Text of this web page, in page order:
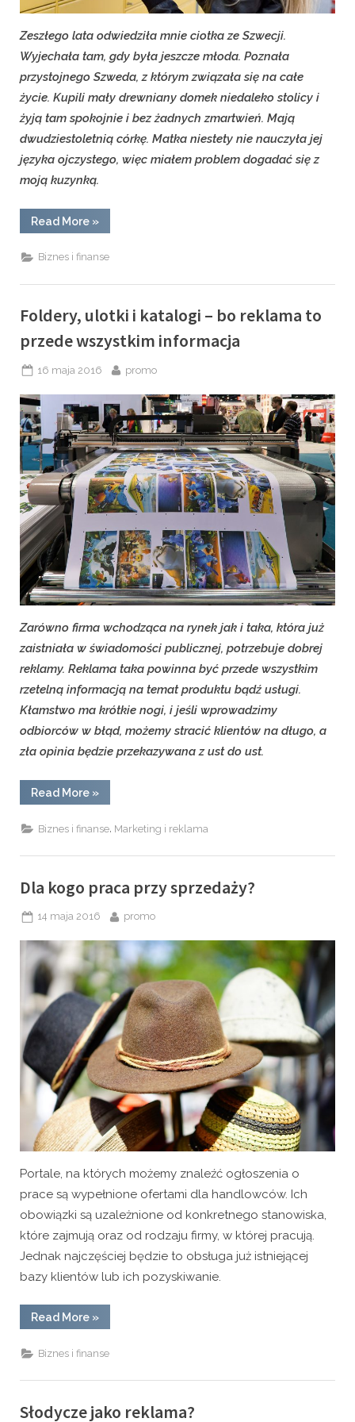
Zeszłego lata odwiedziła mnie ciotka ze Szwecji.
Wyjechała tam, gdy była jeszcze młoda. Poznała
przystojnego Szweda, z którym związała się na całe
życie. Kupili mały drewniany domek niedaleko stolicy i
żyją tam spokojnie i bez żadnych zmartwień. Mają
dwudziestoletnią córkę. Matka niestety nie nauczyła jej
języka ojczystego, więc miałem problem dogadać się z
moją kuzynką.
Read More“Ekspresowe
przesyłki”
»
Biznes i finanse
Foldery, ulotki i katalogi – bo reklama to
przede wszystkim informacja
Posted
16 maja 2016 By
promo
Zarówno firma wchodząca na rynek jak i taka, która już
zaistniała w świadomości publicznej, potrzebuje dobrej
reklamy. Reklama taka powinna być przede wszystkim
rzetelną informacją na temat produktu bądź usługi.
Kłamstwo ma krótkie nogi, i jeśli wprowadzimy
odbiorców w błąd, możemy stracić klientów na długo, a
zła opinia będzie przekazywana z ust do ust.
Read More“Foldery,
ulotki
katalogi
–
reklama
wszystkim
»
Biznes i finanse, Marketing i reklama
Dla kogo praca przy sprzedaży?
Posted
14 maja 2016 By
promo
Portale, na których możemy znaleźć ogłoszenia o
prace są wypełnione ofertami dla handlowców. Ich
obowiązki są uzależnione od konkretnego stanowiska,
które zajmują oraz od rodzaju firmy, w której pracują.
Jednak najczęściej będzie to obsługa już istniejącej
bazy klientów lub ich pozyskiwanie.
Read More“Dla
kogo
przy
sprzedaży?”
»
Biznes i finanse
Słodycze jako reklama?